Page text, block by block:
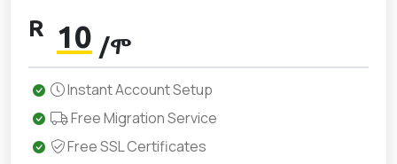
R 10 /ሞ
Instant Account Setup
Free Migration Service
Free SSL Certificates